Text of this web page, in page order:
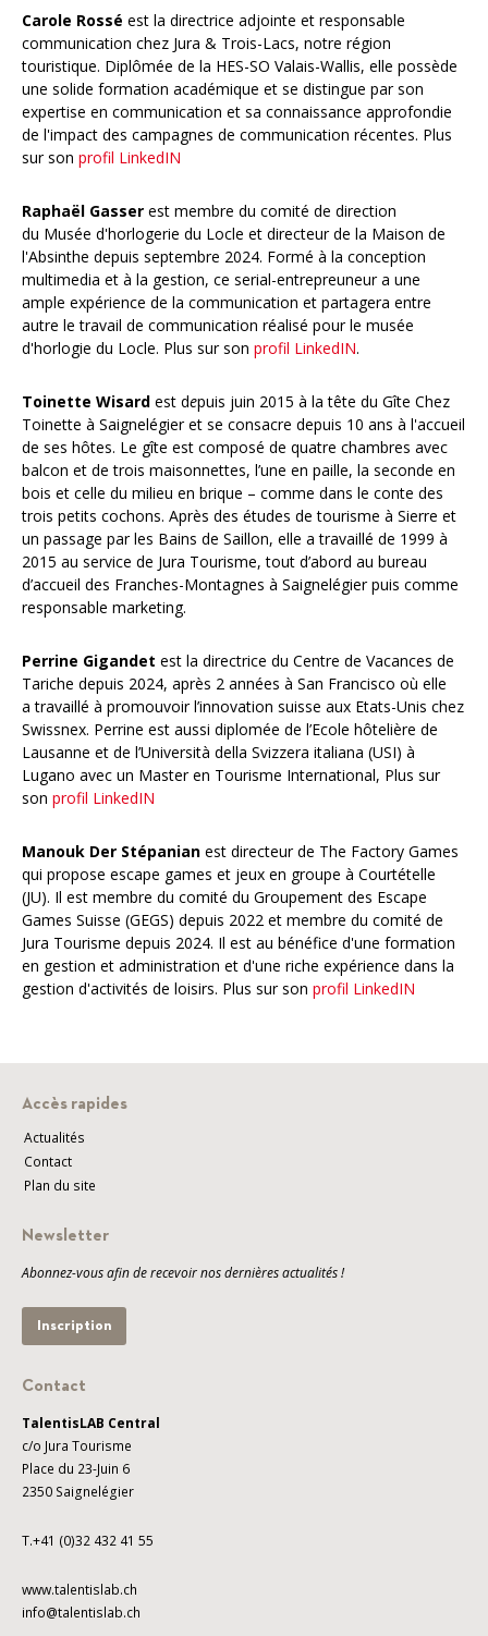
Carole Rossé est la directrice adjointe et responsable
communication chez Jura & Trois-Lacs, notre région
touristique. Diplômée de la HES-SO Valais-Wallis, elle possède
une solide formation académique et se distingue par son
expertise en communication et sa connaissance approfondie
de l'impact des campagnes de communication récentes. Plus
sur son profil LinkedIN
Raphaël Gasser est membre du comité de direction
du Musée d'horlogerie du Locle et directeur de la Maison de
l'Absinthe depuis septembre 2024. Formé à la conception
multimedia et à la gestion, ce serial-entrepreuneur a une
ample expérience de la communication et partagera entre
autre le travail de communication réalisé pour le musée
d'horlogie du Locle. Plus sur son profil LinkedIN.
Toinette Wisard est depuis juin 2015 à la tête du Gîte Chez
Toinette à Saignelégier et se consacre depuis 10 ans à l'accueil
de ses hôtes. Le gîte est composé de quatre chambres avec
balcon et de trois maisonnettes, l’une en paille, la seconde en
bois et celle du milieu en brique – comme dans le conte des
trois petits cochons. Après des études de tourisme à Sierre et
un passage par les Bains de Saillon, elle a travaillé de 1999 à
2015 au service de Jura Tourisme, tout d’abord au bureau
d’accueil des Franches-Montagnes à Saignelégier puis comme
responsable marketing.
Perrine Gigandet est la directrice du Centre de Vacances de
Tariche depuis 2024, après 2 années à San Francisco où elle
a travaillé à promouvoir l’innovation suisse aux Etats-Unis chez
Swissnex. Perrine est aussi diplomée de l’Ecole hôtelière de
Lausanne et de l’Università della Svizzera italiana (USI) à
Lugano avec un Master en Tourisme International, Plus sur
son profil LinkedIN
Manouk Der Stépanian est directeur de The Factory Games
qui propose escape games et jeux en groupe à Courtételle
(JU). Il est membre du comité du Groupement des Escape
Games Suisse (GEGS) depuis 2022 et membre du comité de
Jura Tourisme depuis 2024. Il est au bénéfice d'une formation
en gestion et administration et d'une riche expérience dans la
gestion d'activités de loisirs. Plus sur son profil LinkedIN
Accès rapides
Actualités
Contact
Plan du site
Newsletter
Abonnez-vous afin de recevoir nos dernières actualités !
Inscription
Contact
TalentisLAB Central
c/o Jura Tourisme
Place du 23-Juin 6
2350 Saignelégier
T.+41 (0)32 432 41 55
www.talentislab.ch
info@talentislab.ch